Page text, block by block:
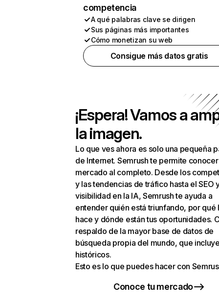
competencia
A qué palabras clave se dirigen
Sus páginas más importantes
Cómo monetizan su web
Consigue más datos gratis
¡Espera! Vamos a
la imagen.
Lo que ves ahora es solo una pequeña
de Internet. Semrush te permite
mercado al completo. Desde los
y las tendencias de tráfico hasta el SEO
visibilidad en la IA, Semrush te ayuda a
entender quién está triunfando, por qué
hace y dónde están tus oportunidades.
respaldo de la mayor base de datos de
búsqueda propia del mundo, que
históricos.
Esto es lo que puedes hacer con
Conoce tu mercado